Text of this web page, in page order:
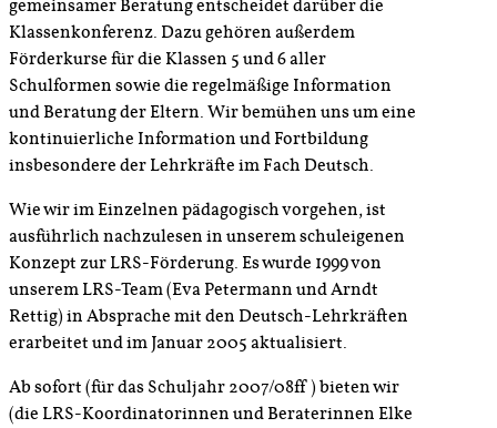
gemeinsamer Beratung entscheidet darüber die
Klassenkonferenz. Dazu gehören außerdem
Förderkurse für die Klassen 5 und 6 aller
Schulformen sowie die regelmäßige Information
und Beratung der Eltern. Wir bemühen uns um eine
kontinuierliche Information und Fortbildung
insbesondere der Lehrkräfte im Fach Deutsch.
Wie wir im Einzelnen pädagogisch vorgehen, ist
ausführlich nachzulesen in unserem schuleigenen
Konzept zur LRS-Förderung. Es wurde 1999 von
unserem LRS-Team (Eva Petermann und Arndt
Rettig) in Absprache mit den Deutsch-Lehrkräften
erarbeitet und im Januar 2005 aktualisiert.
Ab sofort (für das Schuljahr 2007/08ff ) bieten wir
(die LRS-Koordinatorinnen und Beraterinnen Elke